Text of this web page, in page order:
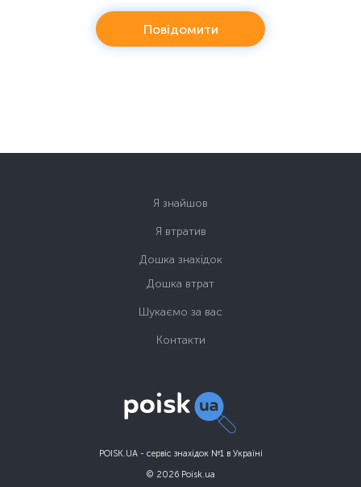
Повідомити
POISK.UA - сервіс знахідок №1 в Україні
© 2026 Poisk.ua
Я знайшов
Я втратив
Дошка знахідок
Дошка втрат
Шукаємо за вас
Контакти